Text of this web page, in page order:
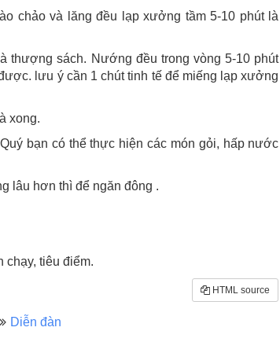
chảo và lăng đều lạp xưởng tầm 5-10 phút là
thượng sách. Nướng đều trong vòng 5-10 phút
lưu ý cần 1 chút tinh tế để miếng lạp xưởng
xong.
bạn có thể thực hiện các món gỏi, hấp nước
lâu hơn thì để ngăn đông .
chạy, tiêu điểm.
HTML source
Diễn đàn